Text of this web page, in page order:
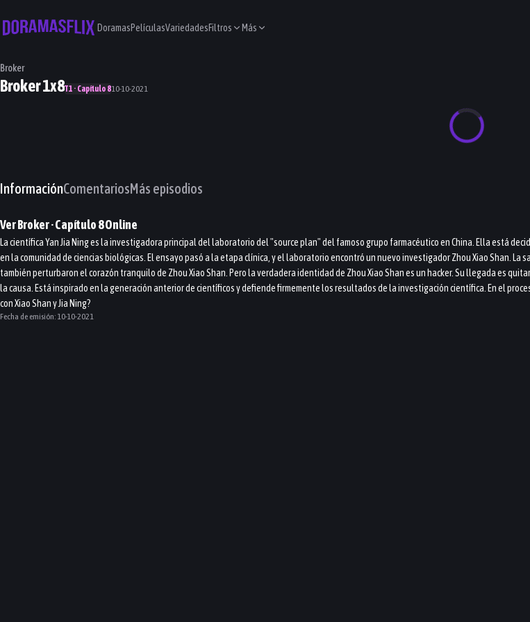
DoramasPelículasVariedadesFiltros Más
Broker
Broker 1x8T1 · Capítulo 810-10-2021
InformaciónComentariosMás episodios
VerBroker· Capítulo8Online
La científica Yan Jia Ning es la investigadora principal del laboratorio del "source plan" del famoso grupo farmacéutico en China. Ella está
en la comunidad de ciencias biológicas. El ensayo pasó a la etapa clínica, y el laboratorio encontró un nuevo investigador Zhou Xiao Shan. La
también perturbaron el corazón tranquilo de Zhou Xiao Shan. Pero la verdadera identidad de Zhou Xiao Shan es un hacker. Su llegada es
la causa. Está inspirado en la generación anterior de científicos y defiende firmemente los resultados de la investigación científica. En el
con Xiao Shan y Jia Ning?
Fecha de emisión: 10-10-2021